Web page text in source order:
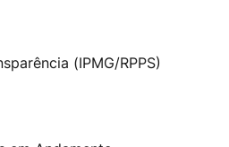
(IPMG/RPPS)